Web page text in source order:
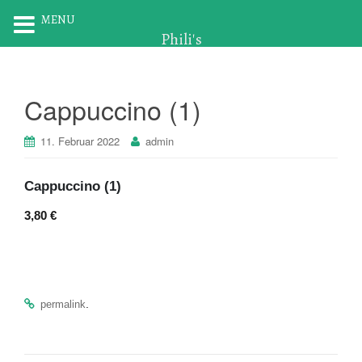
Cappuccino (1)
11. Februar 2022 admin
Cappuccino (1)
3,80 €
permalink
MENU
Phili's